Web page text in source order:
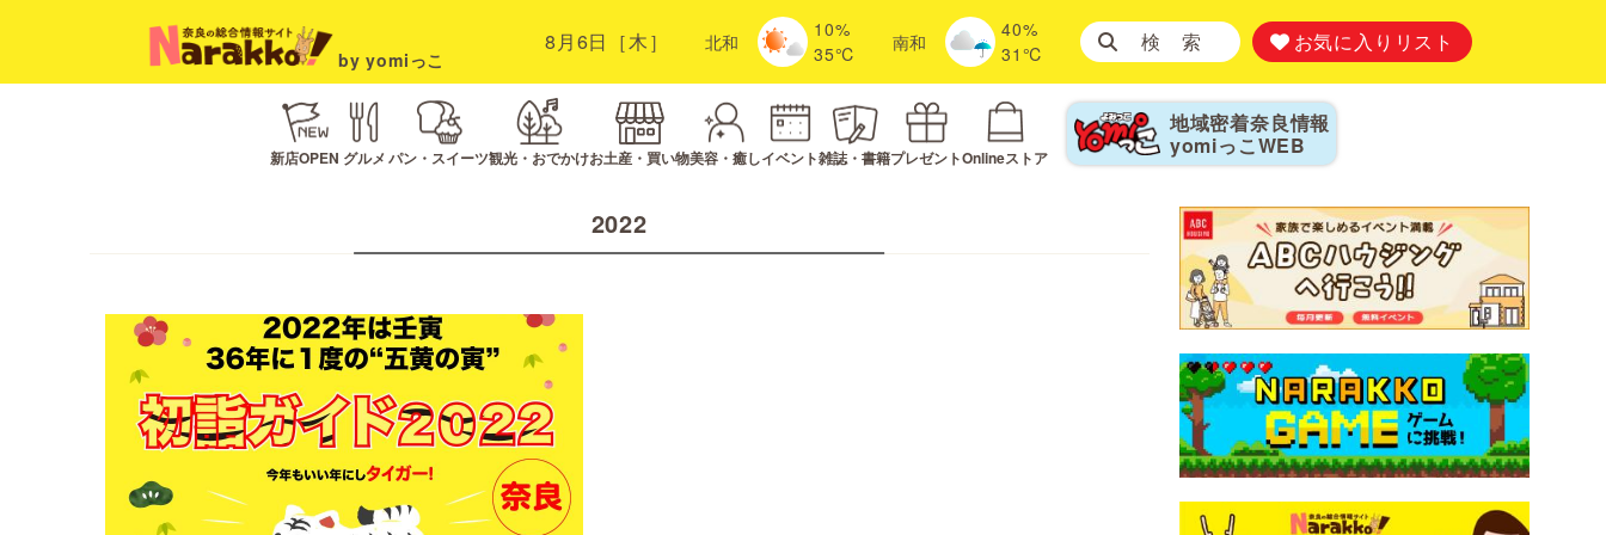
by yomiっこ
8月6日［木］ 北和
10%
35℃
南和
40%
31℃
検 索 お気に入りリスト
新店OPEN グルメ パン・スイーツ観光・おでかけお土産・買い物美容・癒しイベント雑誌・書籍プレゼントOnlineストア
地域密着奈良情報
yomiっこ WEB
2022